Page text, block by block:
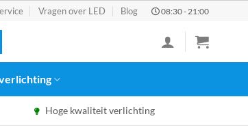
Vragen over LED Blog 08:30 - 21:00
Hoge kwaliteit verlichting